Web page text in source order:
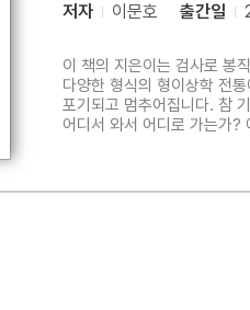
저자 이문호 출간일
이 책의 지은이는 검사로 봉
다양한 형식의 형이상학 전
포기되고 멈추어집니다. 참
어디서 와서 어디로 가는가?